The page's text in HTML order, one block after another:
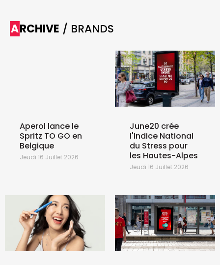
ARCHIVE / BRANDS
Aperol lance le
Spritz TO GO en
Belgique
Jeudi 16 Juillet 2026
June20 crée
l'Indice National
du Stress pour
les Hautes-Alpes
Jeudi 16 Juillet 2026